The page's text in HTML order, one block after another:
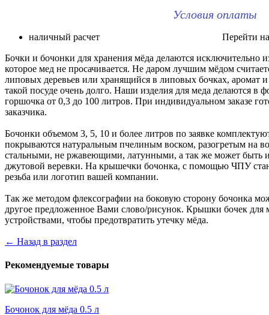
Условия оплаты
наличный расчет Перейти на
Бочки и бочонки для хранения мёда делаются исключительно
которое мед не просачивается. Не даром лучшим мёдом
липовых деревьев или хранящийся в липовых бочках, аромат и
такой посуде очень долго. Наши изделия для меда делаются в
горшочка от 0,3 до 100 литров. При индивидуальном заказе
заказчика.
Бочонки объемом 3, 5, 10 и более литров по заявке
покрываются натуральным пчелиным воском, разогретым на
стальными, не ржавеющими, латунными, а так же может быть
джутовой веревки. На крышечки бочонка, с помощью ЧПУ
резьба или логотип вашей компании.
Так же методом флексографии на боковую сторону бочонка
другое предложенное Вами слово/рисунок. Крышки бочек для
устройствами, чтобы предотвратить утечку мёда.
← Назад в раздел
Рекомендуемые товары
Бочонок для мёда 0.5 л